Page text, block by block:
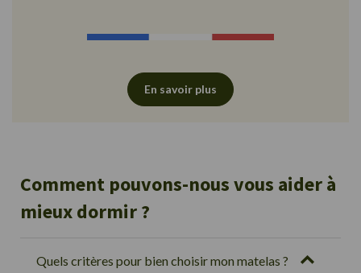
En savoir plus
Comment pouvons-nous vous aider à
mieux dormir ?
Quels critères pour bien choisir mon matelas ?